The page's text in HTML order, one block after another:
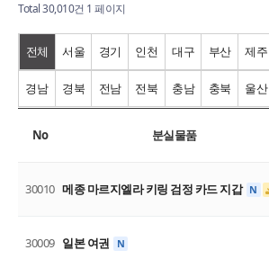
Total 30,010건 1 페이지
전체 서울 경기 인천 대구 부산 제주
경남 경북 전남 전북 충남 충북 울산
No 분실물품
30010 메종 마르지엘라 키링 검정 카드 지갑 N
30009 일본 여권 N